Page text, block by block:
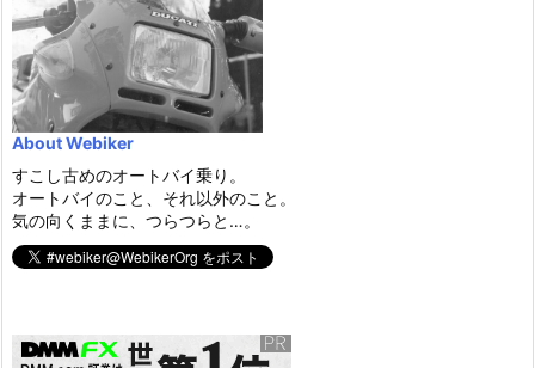
About Webiker
すこし古めのオートバイ乗り。
オートバイのこと、それ以外のこと。
気の向くままに、つらつらと…。